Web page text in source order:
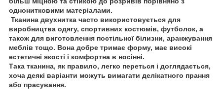
однонитковими матеріалами.
Тканина двухнитка часто використовується для
виробництва одягу, спортивних костюмів, футболок, а
також для виготовлення постільної білизни, аранжування
меблів тощо. Вона добре тримає форму, має високі
естетичні якості і комфортна в носінні.
Така тканина, як правило, легко переться і доглядається,
хоча деякі варіанти можуть вимагати делікатного прання
або прасування.